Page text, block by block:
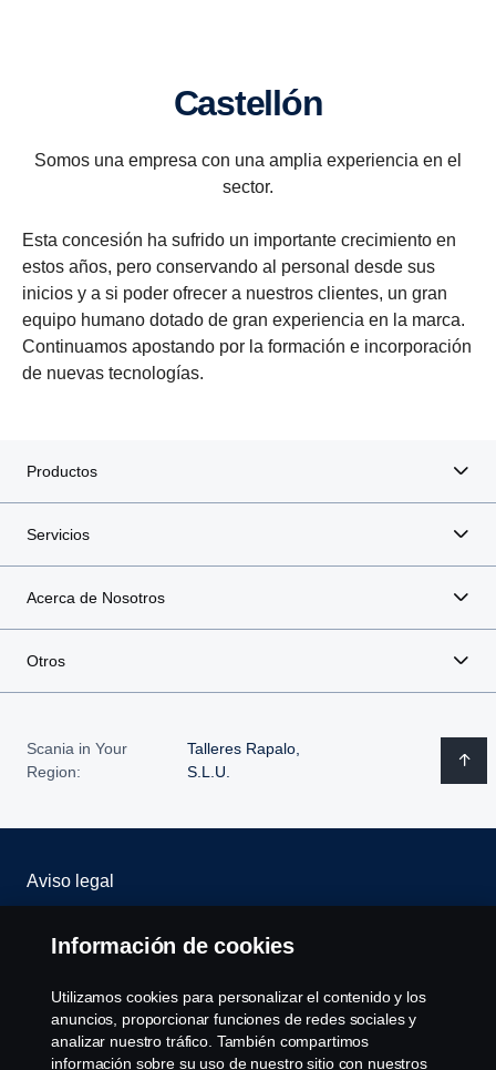
Caste­llón
Somos una empresa con una amplia experiencia en el
sector.
Esta concesión ha sufrido un importante crecimiento en
estos años, pero conservando al personal desde sus
inicios y a si poder ofrecer a nuestros clientes, un gran
equipo humano dotado de gran experiencia en la marca.
Continuamos apostando por la formación e incorporación
de nuevas tecnologías.
Productos
Servicios
Acerca de Nosotros
Otros
Scania in Your
Region:
Talleres Rapalo,
S.L.U.
Aviso legal
Declaración de privacidad
Trabaja con nosotros
Política de cookies
Información de cookies
Utilizamos cookies para personalizar el contenido y los
anuncios, proporcionar funciones de redes sociales y
analizar nuestro tráfico. También compartimos
información sobre su uso de nuestro sitio con nuestros